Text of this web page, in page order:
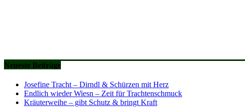
Neueste Beiträge
Josefine Tracht – Dirndl & Schürzen mit Herz
Endlich wieder Wiesn – Zeit für Trachtenschmuck
Kräuterweihe – gibt Schutz & bringt Kraft